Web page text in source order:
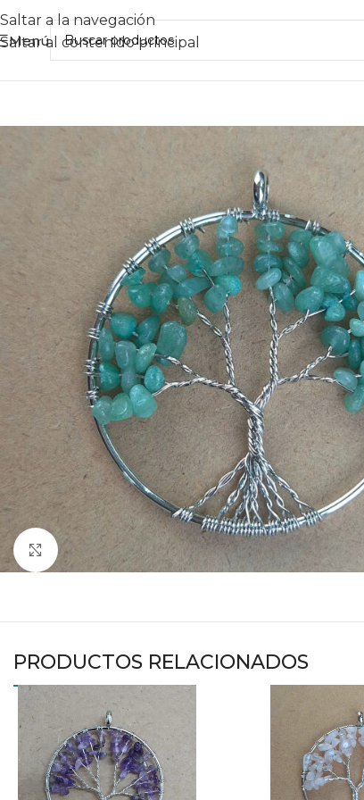
Saltar a la navegación
Saltar al contenido principal
Menú
Haga clic para ampliar
PRODUCTOS RELACIONADOS